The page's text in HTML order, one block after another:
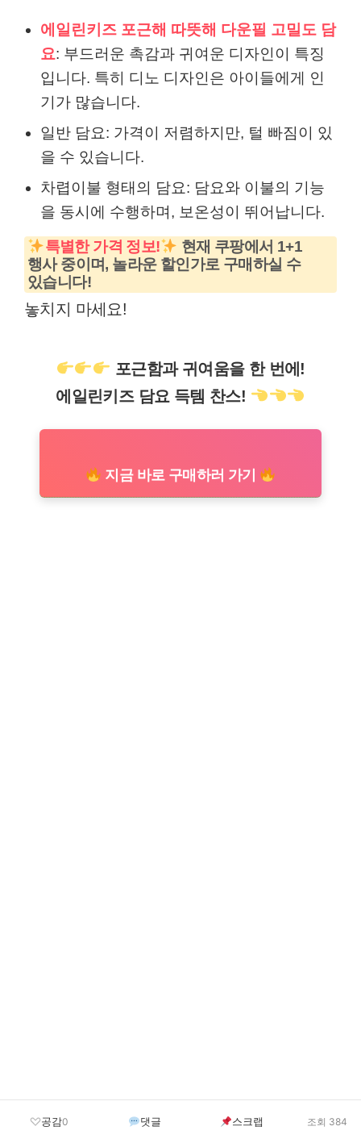
에일린키즈 포근해 따뜻해 다운필 고밀도 담
요: 부드러운 촉감과 귀여운 디자인이 특징
입니다. 특히 디노 디자인은 아이들에게 인
기가 많습니다.
일반 담요: 가격이 저렴하지만, 털 빠짐이 있
을 수 있습니다.
차렵이불 형태의 담요: 담요와 이불의 기능
을 동시에 수행하며, 보온성이 뛰어납니다.
특별한 가격 정보!
현재 쿠팡에서 1+1
행사 중이며, 놀라운 할인가로 구매하실 수
있습니다!
놓치지 마세요!
포근함과 귀여움을 한 번에!
에일린키즈 담요 득템 찬스!
지금 바로 구매하러 가기
공감0 댓글 스크랩 조회 384